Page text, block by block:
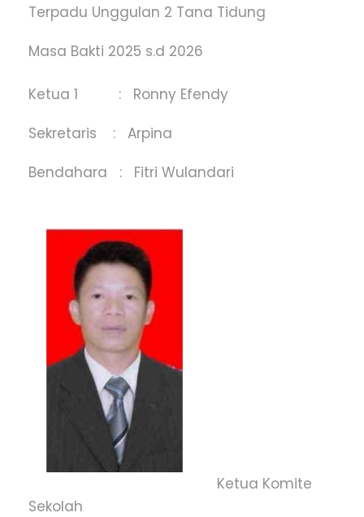
Terpadu Unggulan 2 Tana Tidung
Masa Bakti 2025 s.d 2026
Ketua 1 : Ronny Efendy
Sekretaris : Arpina
Bendahara : Fitri Wulandari
Ketua Komite
Sekolah